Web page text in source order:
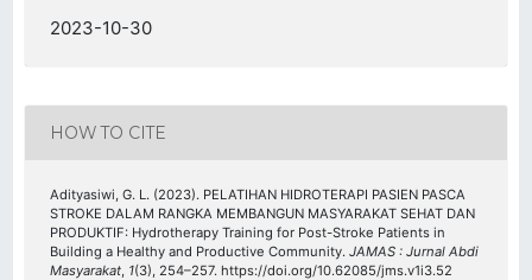
2023-10-30
HOW TO CITE
Adityasiwi, G. L. (2023). PELATIHAN HIDROTERAPI PASIEN PASCA
STROKE DALAM RANGKA MEMBANGUN MASYARAKAT SEHAT DAN
PRODUKTIF: Hydrotherapy Training for Post-Stroke Patients in
Building a Healthy and Productive Community.JAMAS : Jurnal Abdi
Masyarakat, 1(3), 254–257. https://doi.org/10.62085/jms.v1i3.52